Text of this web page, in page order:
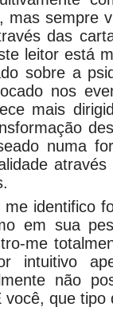
mas sempre
das
leitor está
sobre a
nos
mais
numa
identifico
em sua
me
intuitivo
não
que tipo